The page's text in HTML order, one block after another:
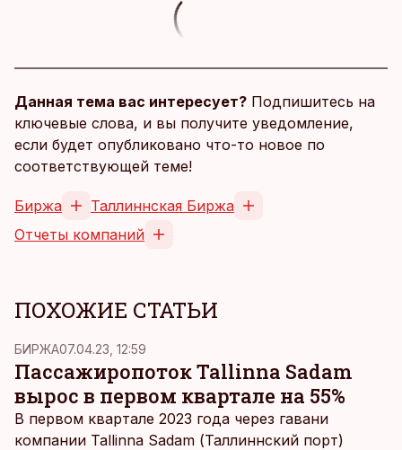
Данная тема вас интересует? Подпишитесь на
ключевые слова, и вы получите уведомление,
если будет опубликовано что-то новое по
соответствующей теме!
Биржа
Таллиннская Биржа
Отчеты компаний
ПОХОЖИЕ СТАТЬИ
БИРЖА07.04.23, 12:59
Пассажиропоток Tallinna Sadam
вырос в первом квартале на 55%
В первом квартале 2023 года через гавани
компании Tallinna Sadam (Таллиннский порт)